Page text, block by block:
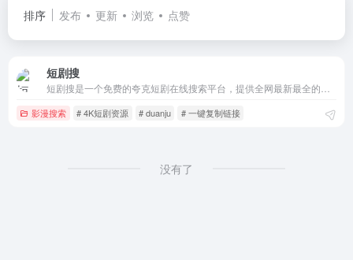
排序 发布 更新 浏览 点赞
短剧搜
影漫搜索 # 4K短剧资源 # duanju # 一键复制链接
没有了